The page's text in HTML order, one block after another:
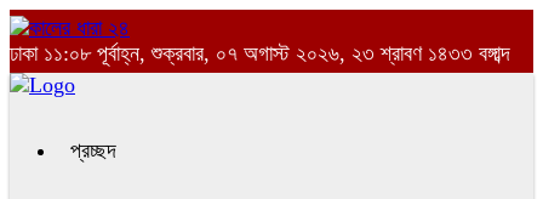
ঢাকা ১১:০৮ পূর্বাহ্ন, শুক্রবার, ০৭ অগাস্ট ২০২৬, ২৩ শ্রাবণ ১৪৩৩ বঙ্গাব্দ
প্রচ্ছদ